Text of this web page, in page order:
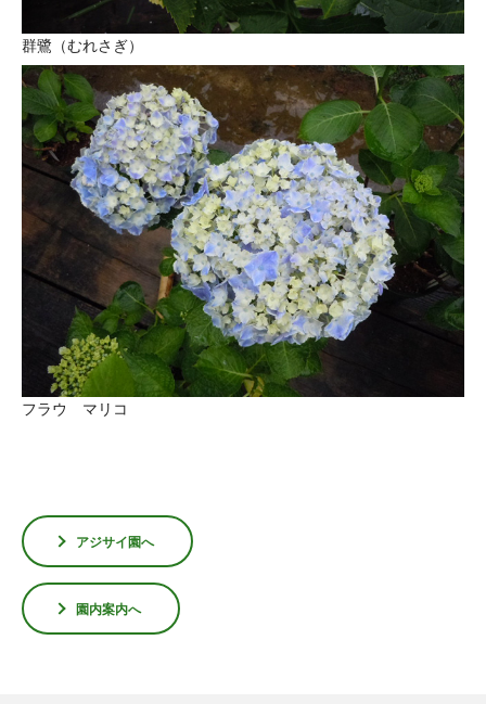
群鷺（むれさぎ）
フラウ マリコ
アジサイ園へ
園内案内へ